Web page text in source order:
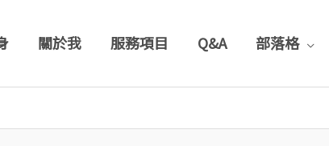
關於我 服務項目 Q&A 部落格